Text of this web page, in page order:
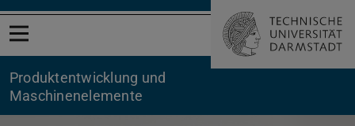
Menü öffnen
Produktentwicklung und
Maschinenelemente